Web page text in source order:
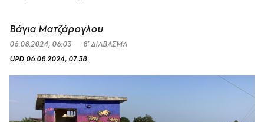
Βάγια Ματζάρογλου
06.08.2024, 06:03
8’ ΔΙΑΒΑΣΜΑ
UPD 06.08.2024, 07:38